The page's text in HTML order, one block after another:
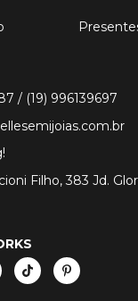
/ (19) 996139697
Filho, 383 Jd.